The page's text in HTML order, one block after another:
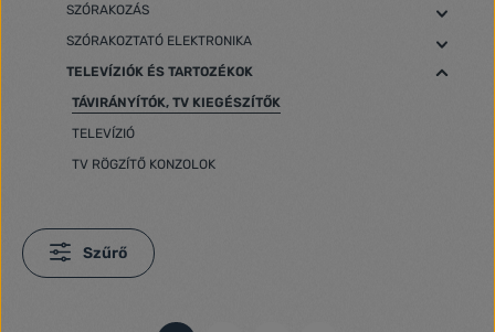
SZÓRAKOZÁS
SZÓRAKOZTATÓ ELEKTRONIKA
TELEVÍZIÓK ÉS TARTOZÉKOK
TÁVIRÁNYÍTÓK, TV KIEGÉSZÍTŐK
TELEVÍZIÓ
TV RÖGZÍTŐ KONZOLOK
Szűrő